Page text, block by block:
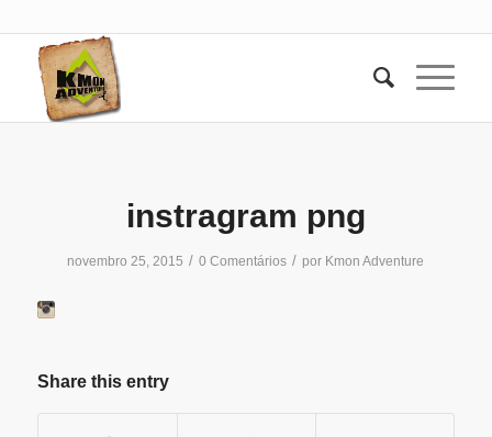
instragram png
novembro 25, 2015 / 0 Comentários / por Kmon Adventure
Share this entry